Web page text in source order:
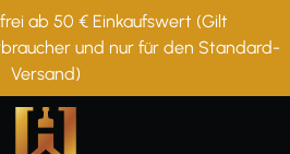
ab 50 € Einkaufswert (Gilt
und nur für den Standard-
Versand)